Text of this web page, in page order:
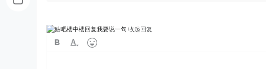
我要说一句 收起回复